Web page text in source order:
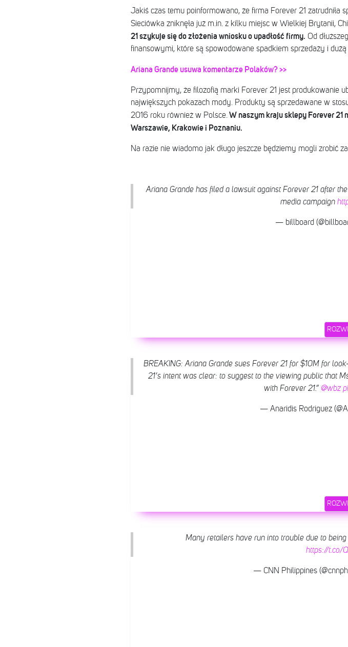
Jakiś czas temu poinformowano, że firma Forever 21
Sieciówka zniknęła już m.in. z kilku miejsc w Wielkiej Brytanii,
21 szykuje się do złożenia wniosku o upadłość firmy. Od
finansowymi, które są spowodowane spadkiem sprzedaży i
Ariana Grande usuwa komentarze Polaków? >>
Przypomnijmy, że filozofią marki Forever 21 jest produkowanie
największych pokazach mody. Produkty są sprzedawane w
2016 roku również w Polsce.W naszym kraju sklepy Forever 21
Warszawie, Krakowie i Poznaniu.
Na razie nie wiadomo jak długo jeszcze będziemy mogli zrobić
Ariana Grande has filed a lawsuit against Forever 21 after
media campaign
— billboard
BREAKING: Ariana Grande sues Forever 21 for $10M for
21’s intent was clear: to suggest to the viewing public that
with Forever 21.” @wbz
— Anaridis Rodriguez
Many retailers have run into trouble due to
https://t.co/
— CNN Philippines